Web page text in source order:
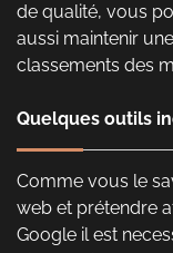
de qualité, vous
aussi maintenir
classements des
Quelques outils
Comme vous le
web et prétendre
Google il est